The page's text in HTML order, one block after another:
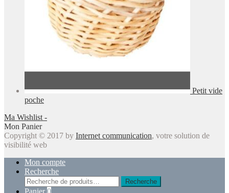
Petit vide
poche
Ma Wishlist -
Mon Panier
Copyright © 2017 by Internet communication, votre solution de
visibilité web
Mon compte
Recherche
Recherche
pour :
Recherche
Panier 0